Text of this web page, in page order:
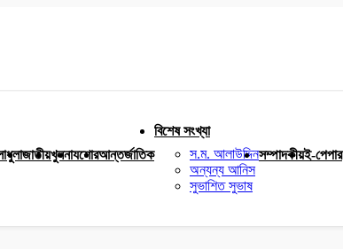
জাতীয়খুলনাযশোরআন্তর্জাতিক
বিশেষ সংখ্যা
স.ম. আলাউদ্দিন
অন্যন্য আনিস
সুভাশিত সুভাষ
সম্পাদকীয়ই-পেপার